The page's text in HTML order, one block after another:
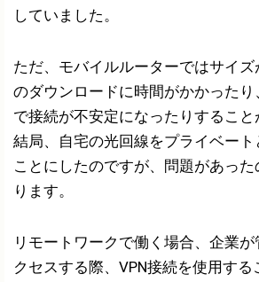
していました。
ただ、モバイルルーターではサイ
のダウンロードに時間がかかった
で接続が不安定になったりすること
結局、自宅の光回線をプライベー
ことにしたのですが、問題があっ
ります。
リモートワークで働く場合、企業
クセスする際、VPN接続を使用する